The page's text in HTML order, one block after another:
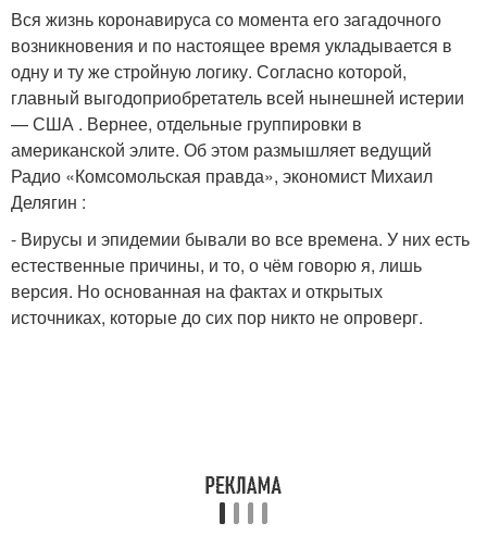
Вся жизнь коронавируса со момента его загадочного
возникновения и по настоящее время укладывается в
одну и ту же стройную логику. Согласно которой,
главный выгодоприобретатель всей нынешней истерии
— США . Вернее, отдельные группировки в
американской элите. Об этом размышляет ведущий
Радио «Комсомольская правда», экономист Михаил
Делягин :
- Вирусы и эпидемии бывали во все времена. У них есть
естественные причины, и то, о чём говорю я, лишь
версия. Но основанная на фактах и открытых
источниках, которые до сих пор никто не опроверг.